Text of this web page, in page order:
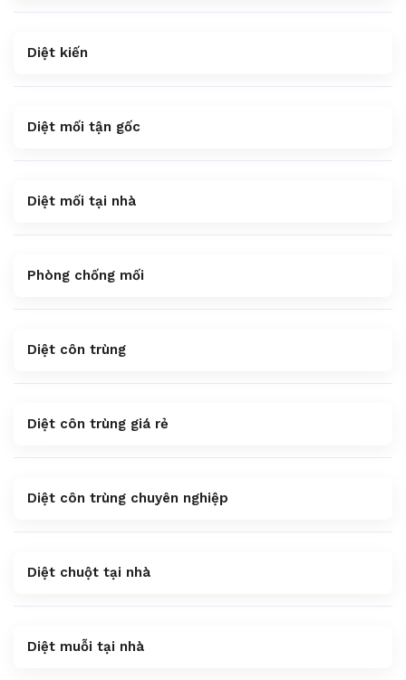
Diệt kiến
Diệt mối tận gốc
Diệt mối tại nhà
Phòng chống mối
Diệt côn trùng
Diệt côn trùng giá rẻ
Diệt côn trùng chuyên nghiệp
Diệt chuột tại nhà
Diệt muỗi tại nhà